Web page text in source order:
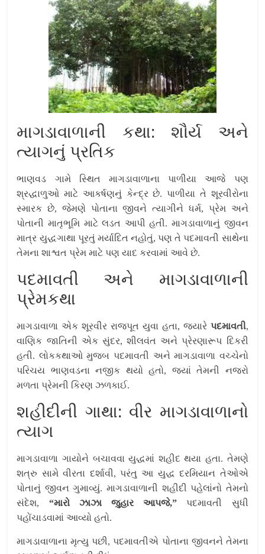
માગડાવાળાની કથા: શૌર્ય અને
ત્યાગનું પ્રતિક
ભાણવડ ગામે સ્થિત માગડાવાળાના પાળીયા આજે પણ
શ્રદ્ધાળુઓ માટે આકર્ષણનું કેન્દ્ર છે. પાળીયા તે શૂરવીરોના
સ્મારક છે, જેમણે પોતાના જીવને ત્યાગીને ધર્મ, પ્રેમ અને
પોતાની માતૃભૂમિ માટે લડત આપી હતી. માગડાવાળાનું જીવન
માત્ર યુદ્ધગાથા પૂરતું મર્યાદિત નહોતું, પણ તે પદમાવતી સાથેના
તેમના શાશ્વત પ્રેમ માટે પણ યાદ કરવામાં આવે છે.
પદમાવતી અને માગડાવાળાની
પ્રેમકથા
માગડાવાળા એક શૂરવીર રાજપૂત યુવા હતા, જ્યારે પદમાવતી,
વાણિક જાતિની એક સુંદર, શીલવંત અને પ્રેરણારૂપ દિકરી
હતી. લોકકથાઓ મુજબ પદમાવતી અને માગડાવાળા વચ્ચેનો
પરિચય ભાણવડના નજીક થયો હતો, જ્યાં તેમની નજરો
મળતા પ્રેમની કિરણ ઝળકાઈ.
શહીદીની ગાથા: વીર માગડાવાળાનો
ત્યાગ
માગડાવાળા ગાયોને બચાવવા યુદ્ધમાં શહીદ થયા હતા. તેમણે
શત્રુ સામે વીરતા દર્શાવી, પરંતુ આ યુદ્ધ દરમિયાન તેઓએ
પોતાનું જીવન ગુમાવ્યું. માગડાવાળાની શહીદી પહેલાંનો તેમનો
સંદેશ, “મારો ઝાઝા જુહાર આપજે,” પદમાવતી સુધી
પહોંચાડવામાં આવ્યો હતો.
માગડાવાળાના મૃત્યુ પછી, પદમાવતીએ પોતાના જીવનને તેમના